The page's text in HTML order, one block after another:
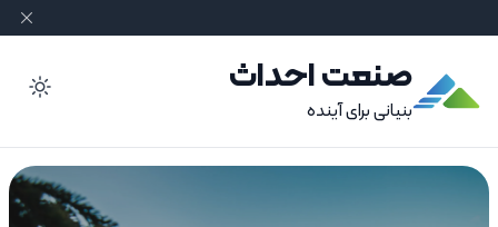
صنعت احداث
بنیانی برای آینده